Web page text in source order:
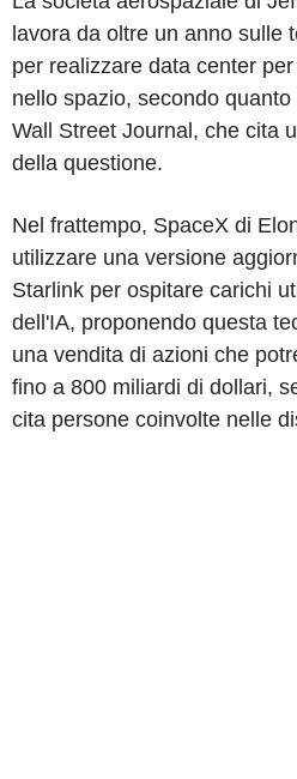
lavora da oltre un anno sulle
per realizzare data center
nello spazio, secondo
Wall Street Journal, che cita
della questione.
Nel frattempo, SpaceX di
utilizzare una versione
Starlink per ospitare carichi
dell'IA, proponendo questa
una vendita di azioni che
fino a 800 miliardi di dollari,
cita persone coinvolte nelle